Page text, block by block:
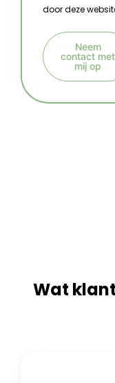
door deze
Neem
contact met
mij op
l
Wat